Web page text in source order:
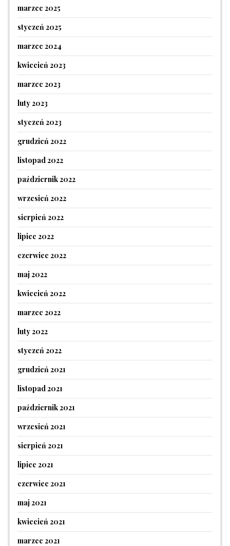
marzec 2025
styczeń 2025
marzec 2024
kwiecień 2023
marzec 2023
luty 2023
styczeń 2023
grudzień 2022
listopad 2022
październik 2022
wrzesień 2022
sierpień 2022
lipiec 2022
czerwiec 2022
maj 2022
kwiecień 2022
marzec 2022
luty 2022
styczeń 2022
grudzień 2021
listopad 2021
październik 2021
wrzesień 2021
sierpień 2021
lipiec 2021
czerwiec 2021
maj 2021
kwiecień 2021
marzec 2021